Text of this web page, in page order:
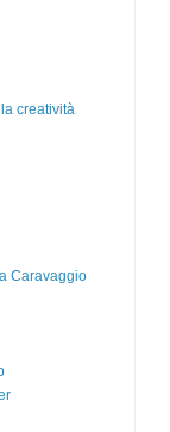
creatività
Caravaggio